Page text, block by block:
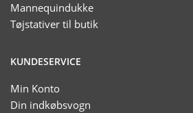
Mannequindukke
Tøjstativer til butik
KUNDESERVICE
Min Konto
Din indkøbsvogn